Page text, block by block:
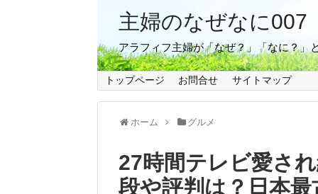
主婦のなぜなに007
アラフィフ主婦が「なぜ？」「なに？」
トップページ お問合せ サイトマップ
ホーム グルメ
27時間テレビ愛さ
段や評判は？日本